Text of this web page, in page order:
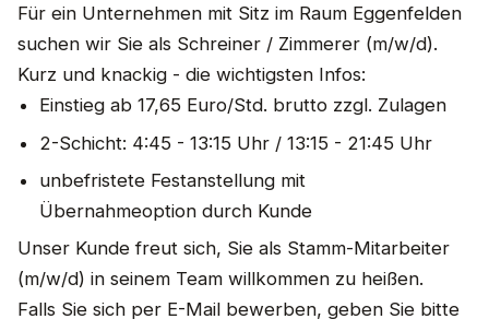
Für ein Unternehmen mit Sitz im Raum Eggenfelden
suchen wir Sie als Schreiner / Zimmerer (m/w/d).
Kurz und knackig - die wichtigsten Infos:
Einstieg ab 17,65 Euro/Std. brutto zzgl. Zulagen
2-Schicht: 4:45 - 13:15 Uhr / 13:15 - 21:45 Uhr
unbefristete Festanstellung mit
Übernahmeoption durch Kunde
Unser Kunde freut sich, Sie als Stamm-Mitarbeiter
(m/w/d) in seinem Team willkommen zu heißen.
Falls Sie sich per E-Mail bewerben, geben Sie bitte